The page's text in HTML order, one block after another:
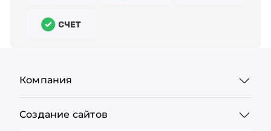
Компания
Создание сайтов